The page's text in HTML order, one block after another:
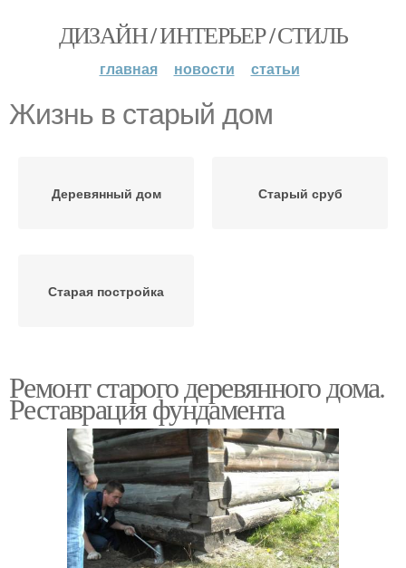
ДИЗАЙН / ИНТЕРЬЕР / СТИЛЬ
главная новости статьи
Жизнь в старый дом
Деревянный дом Старый сруб
Старая постройка
Ремонт старого деревянного дома.
Реставрация фундамента